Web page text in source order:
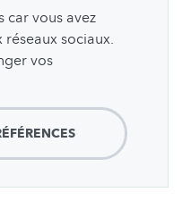
car vous avez
réseaux sociaux.
vos